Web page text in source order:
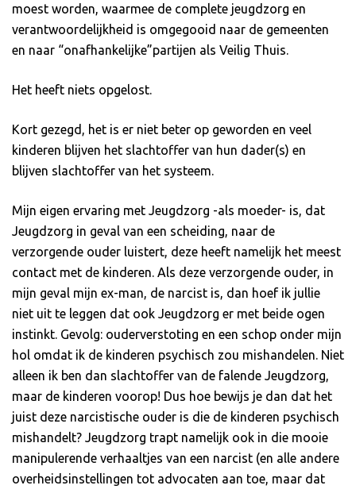
moest worden, waarmee de complete jeugdzorg en
verantwoordelijkheid is omgegooid naar de gemeenten
en naar “onafhankelijke”partijen als Veilig Thuis.
Het heeft niets opgelost.
Kort gezegd, het is er niet beter op geworden en veel
kinderen blijven het slachtoffer van hun dader(s) en
blijven slachtoffer van het systeem.
Mijn eigen ervaring met Jeugdzorg -als moeder- is, dat
Jeugdzorg in geval van een scheiding, naar de
verzorgende ouder luistert, deze heeft namelijk het meest
contact met de kinderen. Als deze verzorgende ouder, in
mijn geval mijn ex-man, de narcist is, dan hoef ik jullie
niet uit te leggen dat ook Jeugdzorg er met beide ogen
instinkt. Gevolg: ouderverstoting en een schop onder mijn
hol omdat ik de kinderen psychisch zou mishandelen. Niet
alleen ik ben dan slachtoffer van de falende Jeugdzorg,
maar de kinderen voorop! Dus hoe bewijs je dan dat het
juist deze narcistische ouder is die de kinderen psychisch
mishandelt? Jeugdzorg trapt namelijk ook in die mooie
manipulerende verhaaltjes van een narcist (en alle andere
overheidsinstellingen tot advocaten aan toe, maar dat